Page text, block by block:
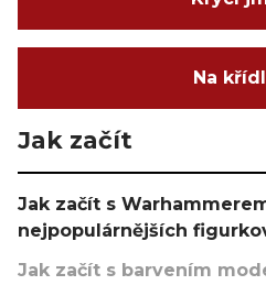
Na
Jak začít
Jak začít s
nejpopulárnějších
Jak začít s barvením